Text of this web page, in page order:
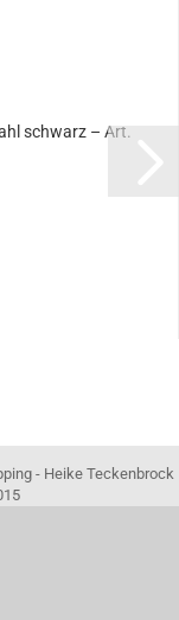
schwarz – Art.